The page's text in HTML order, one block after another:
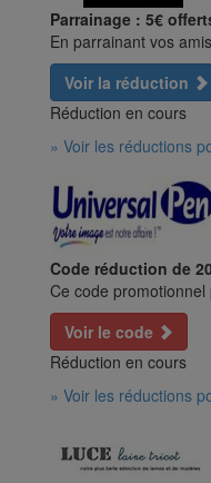
Parrainage : 5€
En parrainant vos
Voir la réduction
Réduction en cours
» Voir les réductions
Code réduction de
Ce code
Voir le code
Réduction en cours
» Voir les réductions